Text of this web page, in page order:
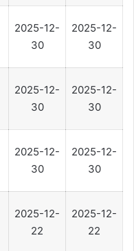
2025-12-
30
2025-12-
30
2025-12-
30
2025-12-
30
2025-12-
30
2025-12-
30
2025-12-
22
2025-12-
22